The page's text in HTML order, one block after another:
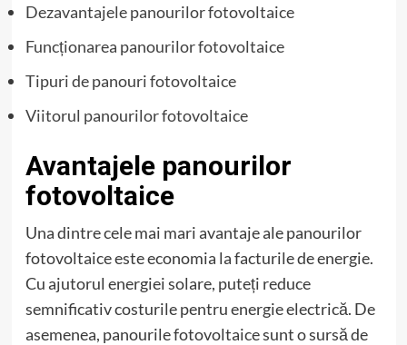
Dezavantajele panourilor fotovoltaice
Funcționarea panourilor fotovoltaice
Tipuri de panouri fotovoltaice
Viitorul panourilor fotovoltaice
Avantajele panourilor
fotovoltaice
Una dintre cele mai mari avantaje ale panourilor
fotovoltaice este economia la facturile de energie.
Cu ajutorul energiei solare, puteți reduce
semnificativ costurile pentru energie electrică. De
asemenea, panourile fotovoltaice sunt o sursă de